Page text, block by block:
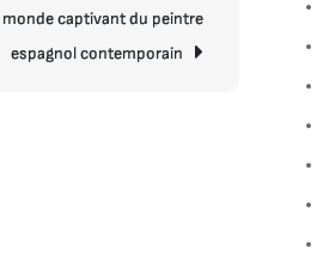
Artistique
captivant du peintre
espagnol contemporain